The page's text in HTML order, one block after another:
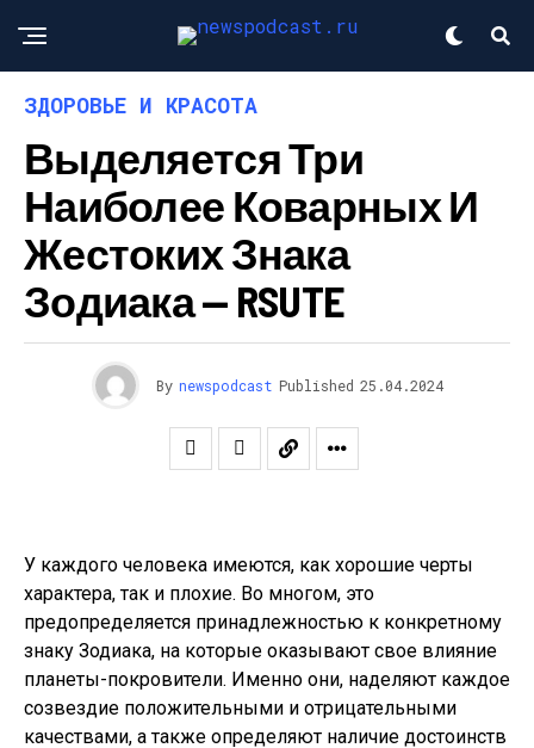
ЗДОРОВЬЕ И КРАСОТА
Выделяется Три
Наиболее Коварных И
Жестоких Знака
Зодиака — RSUTE
By newspodcast Published 25.04.2024
У каждого человека имеются, как хорошие черты
характера, так и плохие. Во многом, это
предопределяется принадлежностью к конкретному
знаку Зодиака, на которые оказывают свое влияние
планеты-покровители. Именно они, наделяют каждое
созвездие положительными и отрицательными
качествами, а также определяют наличие достоинств